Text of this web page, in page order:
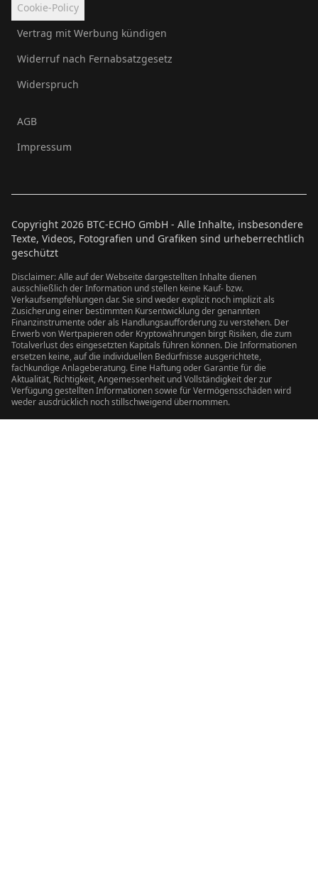
Cookie-Policy
Vertrag mit Werbung kündigen
Widerruf nach Fernabsatzgesetz
Widerspruch
AGB
Impressum
Copyright 2026 BTC-ECHO GmbH - Alle Inhalte, insbesondere
Texte, Videos, Fotografien und Grafiken sind urheberrechtlich
geschützt
Disclaimer: Alle auf der Webseite dargestellten Inhalte dienen
ausschließlich der Information und stellen keine Kauf- bzw.
Verkaufsempfehlungen dar. Sie sind weder explizit noch implizit als
Zusicherung einer bestimmten Kursentwicklung der genannten
Finanzinstrumente oder als Handlungsaufforderung zu verstehen. Der
Erwerb von Wertpapieren oder Kryptowährungen birgt Risiken, die zum
Totalverlust des eingesetzten Kapitals führen können. Die Informationen
ersetzen keine, auf die individuellen Bedürfnisse ausgerichtete,
fachkundige Anlageberatung. Eine Haftung oder Garantie für die
Aktualität, Richtigkeit, Angemessenheit und Vollständigkeit der zur
Verfügung gestellten Informationen sowie für Vermögensschäden wird
weder ausdrücklich noch stillschweigend übernommen.